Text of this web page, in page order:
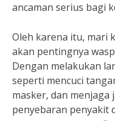
ancaman serius bagi
Oleh karena itu, mari
akan pentingnya
Dengan melakukan
seperti mencuci
masker, dan menjaga
penyebaran penyakit